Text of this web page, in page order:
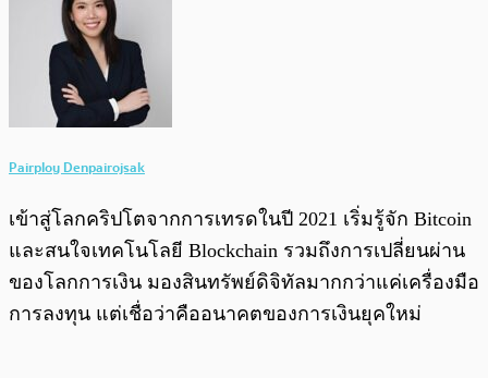
Pairploy Denpairojsak
เข้าสู่โลกคริปโตจากการเทรดในปี 2021 เริ่มรู้จัก Bitcoin
และสนใจเทคโนโลยี Blockchain รวมถึงการเปลี่ยนผ่าน
ของโลกการเงิน มองสินทรัพย์ดิจิทัลมากกว่าแค่เครื่องมือ
การลงทุน แต่เชื่อว่าคืออนาคตของการเงินยุคใหม่